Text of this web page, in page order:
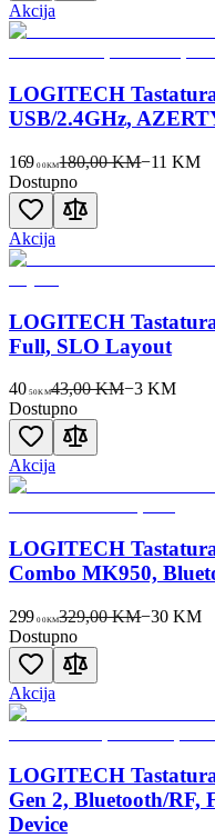
Akcija
LOGITECH
USB/2.4GHz,
169 00KM180,00 KM−11 KM
Dostupno
Akcija
LOGITECH
Full, SLO Layout
40 50KM43,00 KM−3KM
Dostupno
Akcija
LOGITECH
Combo MK950,
299 00KM329,00 KM−30 KM
Dostupno
Akcija
LOGITECH
Gen 2, Bluetooth/RF,
Device